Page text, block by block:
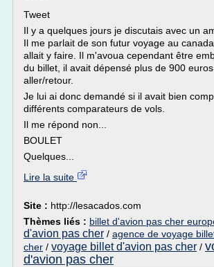
Tweet
Il y a quelques jours je discutais avec un
Il me parlait de son futur voyage au
allait y faire. Il m'avoua cependant être
du billet, il avait dépensé plus de 900
aller/retour.
Je lui ai donc demandé si il avait bien
différents comparateurs de vols.
Il me répond non...
BOULET
Quelques...
Lire la suite
Site : http://lesacados.com
Thèmes liés : billet d'avion pas cher
d'avion pas cher / agence de voyage
cher / voyage billet d'avion pas cher /
d'avion pas cher